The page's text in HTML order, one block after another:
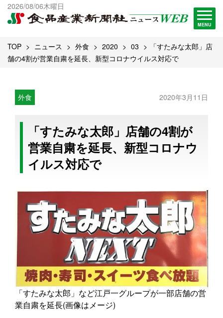
2026/08/06木曜日
MENU
出版物一覧へ
試読・購読申し込み
TOP ニュース 外食 2020 03
「すたみな太郎」店
舗の4割が営業自粛を延長、新型コロナウイルス対応で
外食 2020年3月11日
「すたみな太郎」店舗の4割が
営業自粛を延長、新型コロナウ
イルス対応で
「すたみな太郎」など江戸一グループが一部店舗の営
業自粛を延長(画像はメージ)